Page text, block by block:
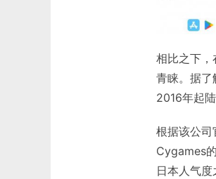
相比之下，
青睐。据
2016年起
根据该公
Cygames
日本人气